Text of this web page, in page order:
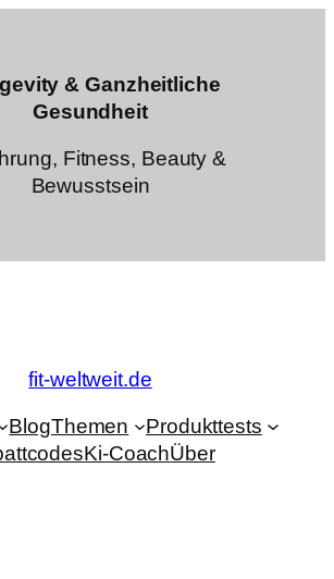
& Ganzheitliche
Gesundheit
Fitness, Beauty &
Bewusstsein
fit-weltweit.de
BlogThemen
Produkttests
Ki-CoachÜber